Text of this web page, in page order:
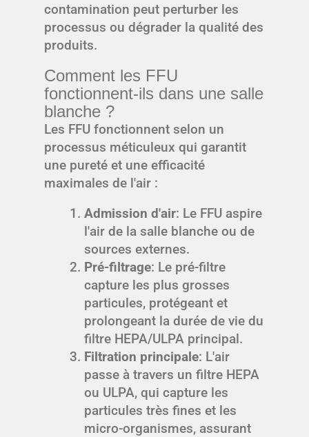
contamination peut perturber les
processus ou dégrader la qualité des
produits.
Comment les FFU
fonctionnent-ils dans une salle
blanche ?
Les FFU fonctionnent selon un
processus méticuleux qui garantit
une pureté et une efficacité
maximales de l'air :
Admission d'air: Le FFU aspire
l'air de la salle blanche ou de
sources externes.
Pré-filtrage: Le pré-filtre
capture les plus grosses
particules, protégeant et
prolongeant la durée de vie du
filtre HEPA/ULPA principal.
Filtration principale: L'air
passe à travers un filtre HEPA
ou ULPA, qui capture les
particules très fines et les
micro-organismes, assurant